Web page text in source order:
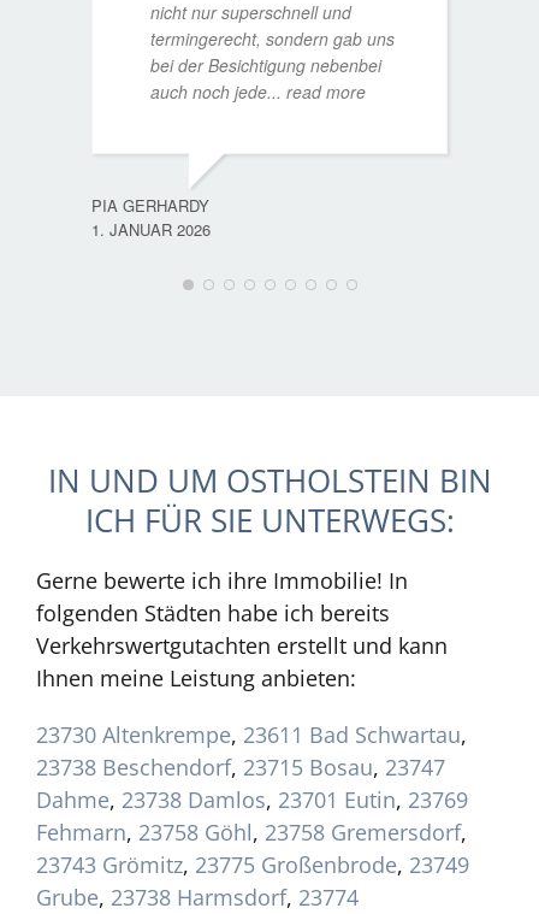
nicht nur superschnell und
termingerecht, sondern gab uns
bei der Besichtigung nebenbei
auch noch jede... read more
PIA GERHARDY
1. JANUAR 2026
IN UND UM OSTHOLSTEIN BIN
ICH FÜR SIE UNTERWEGS:
Gerne bewerte ich ihre Immobilie! In
folgenden Städten habe ich bereits
Verkehrswertgutachten erstellt und kann
Ihnen meine Leistung anbieten:
23730 Altenkrempe, 23611 Bad Schwartau,
23738 Beschendorf, 23715 Bosau, 23747
Dahme, 23738 Damlos, 23701 Eutin, 23769
Fehmarn, 23758 Göhl, 23758 Gremersdorf,
23743 Grömitz, 23775 Großenbrode, 23749
Grube, 23738 Harmsdorf, 23774